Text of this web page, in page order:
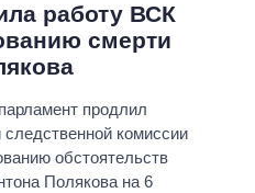
ЭКОНОМИКА
ОБЩЕСТВО
МИР
работу ВСК
смерти
продлил
комиссии
обстоятельств
Полякова на 6